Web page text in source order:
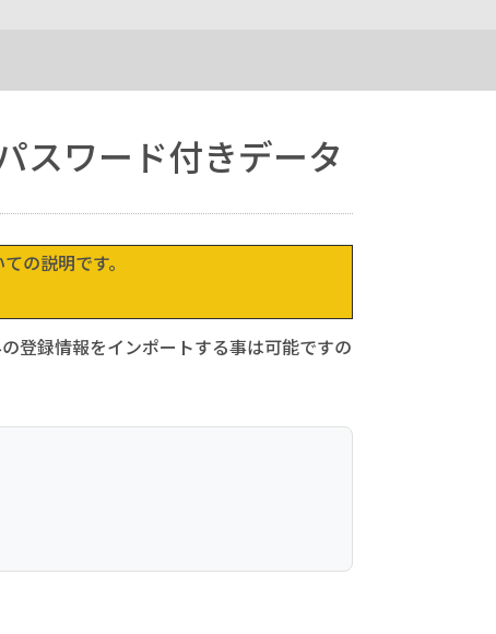
スワード付きデータ
の説明です。
登録情報をインポートする事は可能ですの